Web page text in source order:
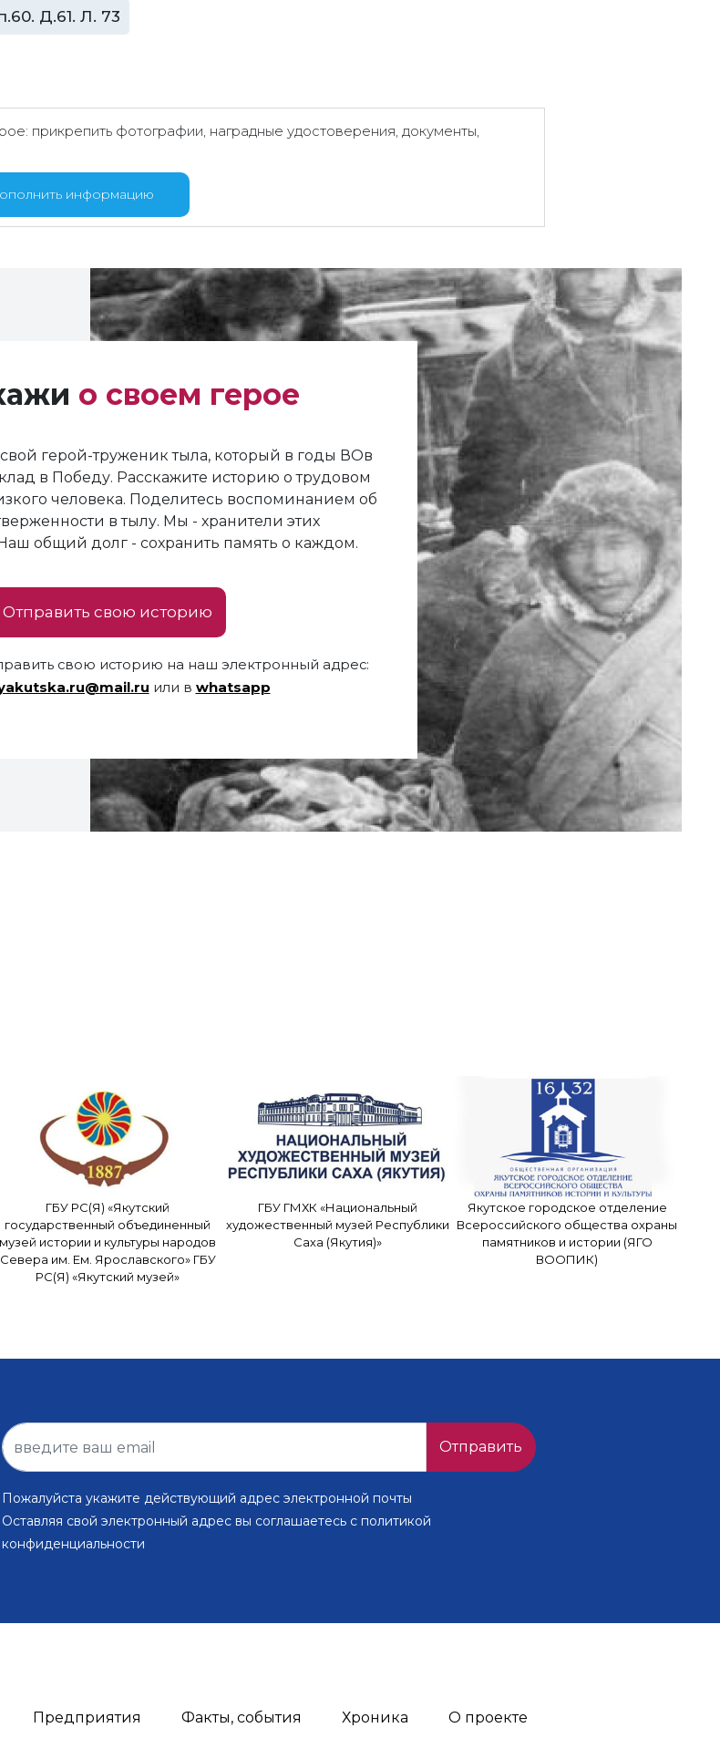
Д.61. Л. 73
прикрепить фотографии, наградные удостоверения, документы,
информацию
о своем герое
герой-труженик тыла, который в годы ВОв
в Победу. Расскажите историю о трудовом
человека. Поделитесь воспоминанием об
в тылу. Мы - хранители этих
общий долг - сохранить память о каждом.
Отправить свою историю
свою историю на наш электронный адрес:
или в whatsapp
ГБУ РС(Я) «Якутский
государственный объединенный
музей истории и культуры народов
Севера им. Ем. Ярославского» ГБУ
РС(Я) «Якутский музей»
ГБУ ГМХК «Национальный
художественный музей Республики
Саха (Якутия)»
Якутское городское отделение
Всероссийского общества охраны
памятников и истории (ЯГО
ВООПИК)
Отправить
Пожалуйста укажите действующий адрес электронной почты
Оставляя свой электронный адрес вы соглашаетесь с политикой
конфиденциальности
Предприятия Факты, события Хроника О проекте